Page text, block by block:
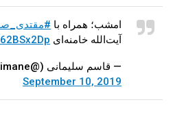
امشب؛ همراه با
آیت‌الله خامنه‌ای
— قاسم سلیمانی (@ghasemsoleimane)
September 10, 2019